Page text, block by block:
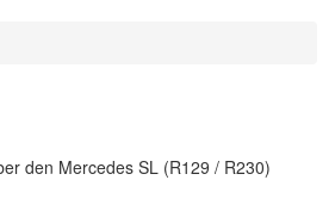
den Mercedes SL (R129 / R230)